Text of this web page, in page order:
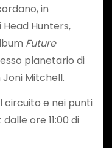
in
Hunters,
Future
planetario di
Mitchell.
circuito e nei punti
ore 11:00 di